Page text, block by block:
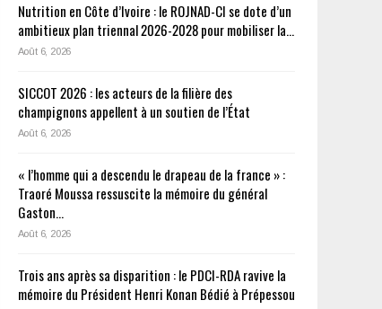
Nutrition en Côte d’Ivoire : le ROJNAD-CI se dote d’un
ambitieux plan triennal 2026-2028 pour mobiliser la…
Août 6, 2026
SICCOT 2026 : les acteurs de la filière des
champignons appellent à un soutien de l’État
Août 6, 2026
« l’homme qui a descendu le drapeau de la france » :
Traoré Moussa ressuscite la mémoire du général
Gaston…
Août 6, 2026
Trois ans après sa disparition : le PDCI-RDA ravive la
mémoire du Président Henri Konan Bédié à Prépessou